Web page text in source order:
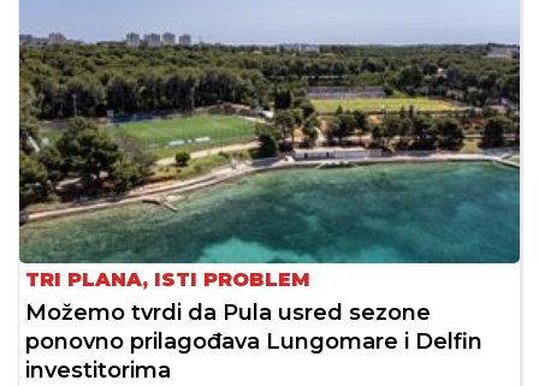
TRI PLANA, ISTI PROBLEM
Možemo tvrdi da Pula usred sezone
ponovno prilagođava Lungomare i Delfin
investitorima